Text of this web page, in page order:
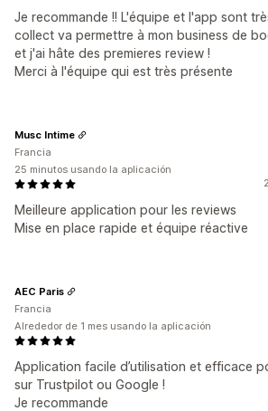
Je recommande !! L'équipe et l'app sont
collect va permettre à mon business de
et j'ai hâte des premieres review !
Merci à l'équipe qui est très présente
Meilleure application pour les reviews
Mise en place rapide et équipe réactive
Musc Intime
Francia
25 minutos usando la aplicación
Application facile d’utilisation et efficace
sur Trustpilot ou Google !
Je recommande
AEC Paris
Francia
Alrededor de 1 mes usando la aplicación